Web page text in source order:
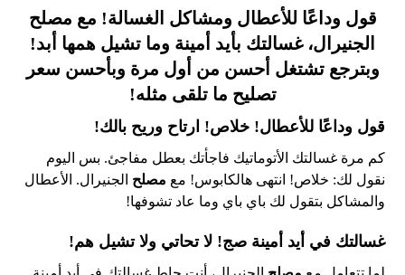
قول وداعًا للأعطال ومشاكل الغسالة! مع مصلح
الجنيرال، غسالتك بأيد أمينة وما تشيل همها أبد!
وبترجع تشتغل أحسن من أول مرة وبأحسن سعر
تصليح ما تلقى مثله!
قول وداعًا للأعطال! خلاص! ارتاح وريح بالك!
كم مرة غسالتك الأتوماتيك فاجأتك بعطل مفاجئ. بس اليوم
نقول لك: خلاص! انتهى هالكابوس! مع مصلح الجنيرال. الأعطال
والمشاكل بتقول لك باي باي وما عاد تشوفها!
غسالتك في أيد أمينة صج! لا تحاتي ولا تشيل هم!